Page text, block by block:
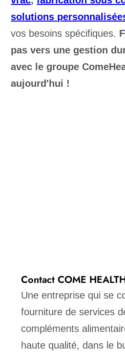
solutions
vos besoins spécifiques.
pas vers une gestion
avec le groupe
aujourd'hui !
Contact COME
Une entreprise qui se
fourniture de services
compléments
haute qualité, dans le